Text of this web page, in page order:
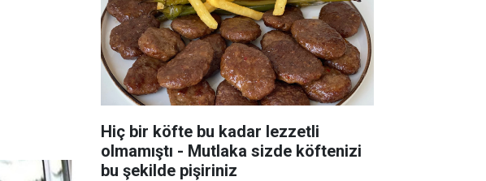
Hiç bir köfte bu kadar lezzetli
olmamıştı - Mutlaka sizde köftenizi
bu şekilde pişiriniz